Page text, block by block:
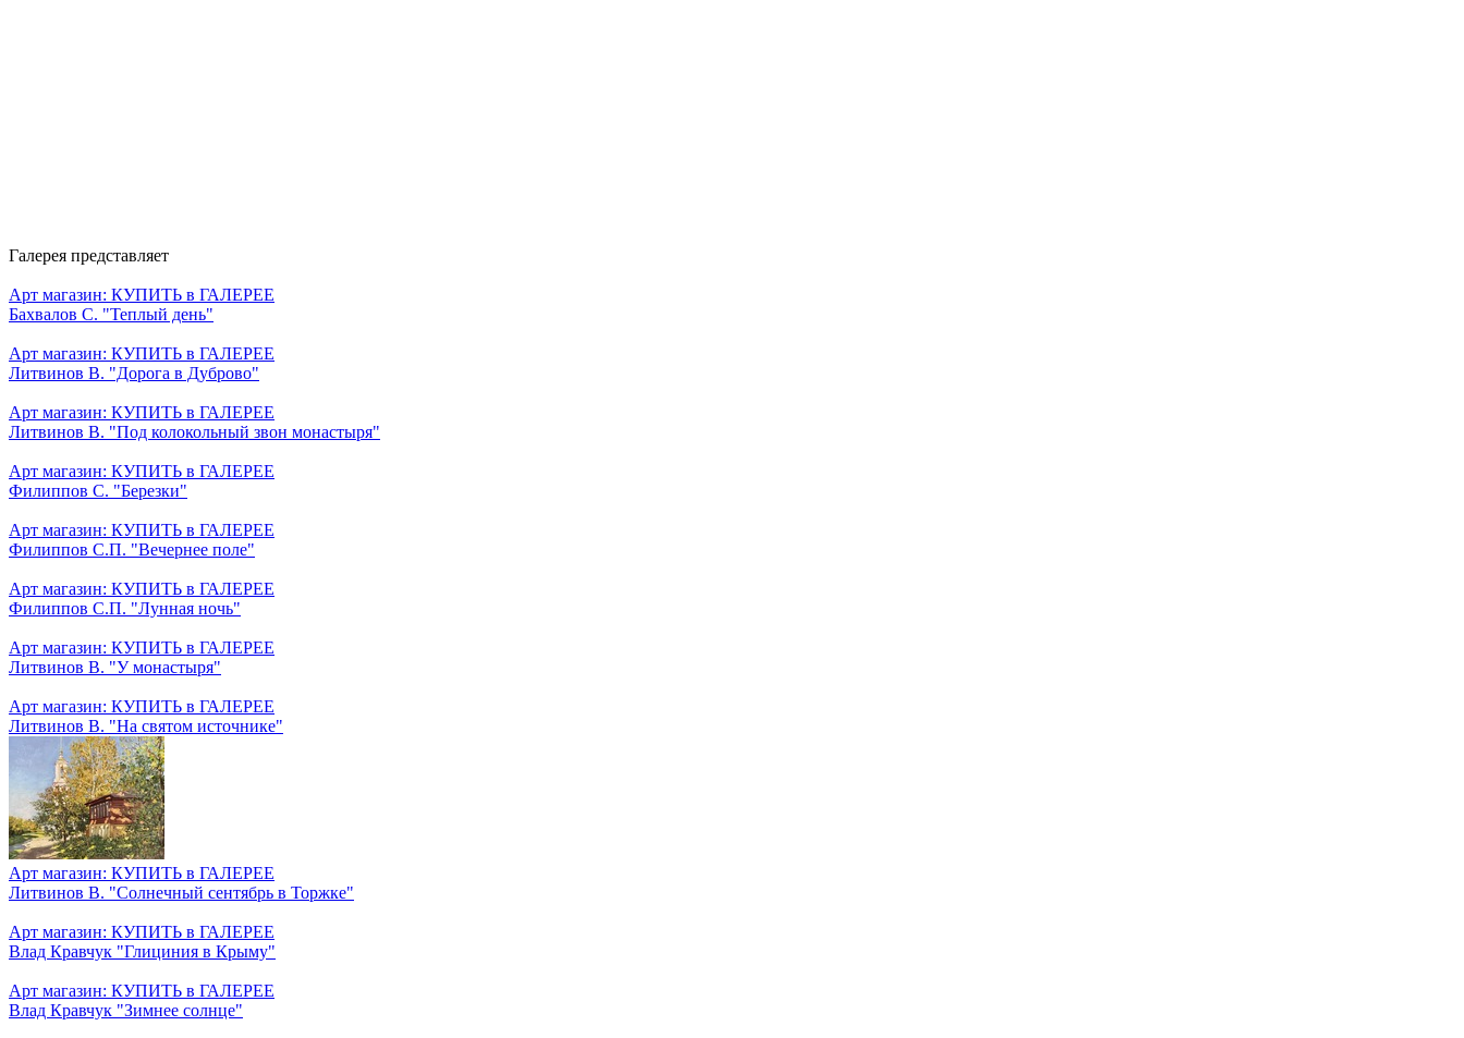
Галерея представляет
Арт магазин: КУПИТЬ в ГАЛЕРЕЕ
Бахвалов С. "Теплый день"
Арт магазин: КУПИТЬ в ГАЛЕРЕЕ
Литвинов В. "Дорога в Дуброво"
Арт магазин: КУПИТЬ в ГАЛЕРЕЕ
Литвинов В. "Под колокольный звон монастыря"
Арт магазин: КУПИТЬ в ГАЛЕРЕЕ
Филиппов С. "Березки"
Арт магазин: КУПИТЬ в ГАЛЕРЕЕ
Филиппов С.П. "Вечернее поле"
Арт магазин: КУПИТЬ в ГАЛЕРЕЕ
Филиппов С.П. "Лунная ночь"
Арт магазин: КУПИТЬ в ГАЛЕРЕЕ
Литвинов В. "У монастыря"
Арт магазин: КУПИТЬ в ГАЛЕРЕЕ
Литвинов В. "На святом источнике"
Арт магазин: КУПИТЬ в ГАЛЕРЕЕ
Литвинов В. "Солнечный сентябрь в Торжке"
Арт магазин: КУПИТЬ в ГАЛЕРЕЕ
Влад Кравчук "Глициния в Крыму"
Арт магазин: КУПИТЬ в ГАЛЕРЕЕ
Влад Кравчук "Зимнее солнце"